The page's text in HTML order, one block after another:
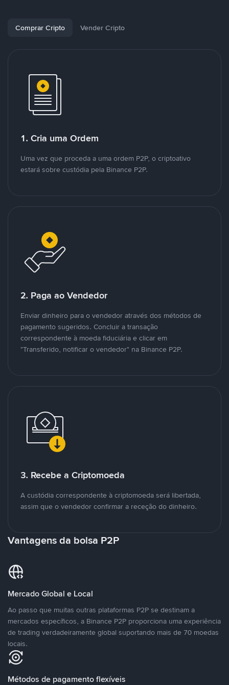
Comprar Cripto Vender Cripto
1. Cria uma Ordem
Uma vez que proceda a uma ordem P2P, o criptoativo
estará sobre custódia pela Binance P2P.
2. Paga ao Vendedor
Enviar dinheiro para o vendedor através dos métodos de
pagamento sugeridos. Concluir a transação
correspondente à moeda fiduciária e clicar em
"Transferido, notificar o vendedor" na Binance P2P.
3. Recebe a Criptomoeda
A custódia correspondente à criptomoeda será libertada,
assim que o vendedor confirmar a receção do dinheiro.
Vantagens da bolsa P2P
Mercado Global e Local
Ao passo que muitas outras plataformas P2P se destinam a
mercados específicos, a Binance P2P proporciona uma experiência
de trading verdadeiramente global suportando mais de 70 moedas
locais.
Métodos de pagamento flexíveis